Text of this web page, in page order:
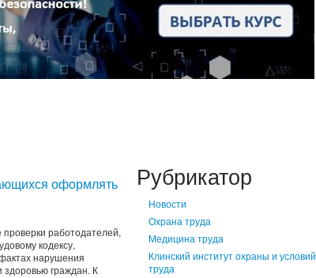
Рубрикатор
Новости
Охрана труда
Медицина труда
Клинский институт охраны и условий
труда
оформлять
работодателей,
кодексу,
нарушения
здоровью граждан. К